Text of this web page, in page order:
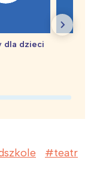
dla dzieci
teatr